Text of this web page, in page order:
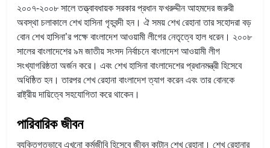
২০০৭-২০০৮ সালে তত্ত্বাবধায়ক সরকার প্রধান ফখরুদ্দীন আহমদের জরুরী
অবস্থা চলাকালে শেখ হাসিনা গৃহবন্দী হন। ঐ সময় শেখ রেহানা তার সহোদরা বড়
বোন শেখ হাসিনা'র পক্ষে বাংলাদেশ আওয়ামী লীগের নেতৃত্বে হাল ধরেন। ২০০৮
সালের বাংলাদেশের ৯ম জাতীয় সংসদ নির্বাচনে বাংলাদেশ আওয়ামী লীগ
সংখ্যাগরিষ্ঠতা অর্জন করে। এবং শেখ হাসিনা বাংলাদেশের প্রধানমন্ত্রী হিসেবে
অধিষ্ঠিত হন। তারপর শেখ রেহানা বাংলাদেশ ত্যাগ করেন এবং তার বোনকে
রাষ্ট্রীয় দায়িত্বে সহযোগিতা করে থাকেন।
পারিবারিক জীবন
ব্যক্তিগতভাবে এখনো কর্মজীবি হিসেবে জীবন কাটান শেখ রেহানা। শেখ রেহানার